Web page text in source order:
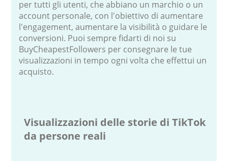
per tutti gli utenti, che abbiano un marchio o un
account personale, con l'obiettivo di aumentare
l'engagement, aumentare la visibilità o guidare le
conversioni. Puoi sempre fidarti di noi su
BuyCheapestFollowers per consegnare le tue
visualizzazioni in tempo ogni volta che effettui un
acquisto.
Visualizzazioni delle storie di TikTok
da persone reali